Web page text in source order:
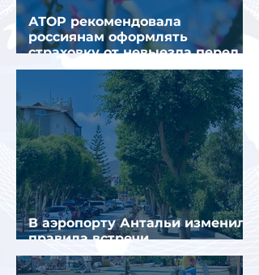
АТОР рекомендовала
россиянам оформлять
страховку от невыезда перед
поездкой в Грецию
В аэропорту Антальи изменили
правила встречи
организованных туристов